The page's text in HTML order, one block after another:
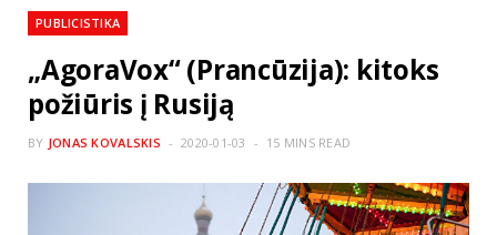
PUBLICISTIKA
„AgoraVox“ (Prancūzija): kitoks
požiūris į Rusiją
BY JONAS KOVALSKIS 2020-01-03 15 MINS READ